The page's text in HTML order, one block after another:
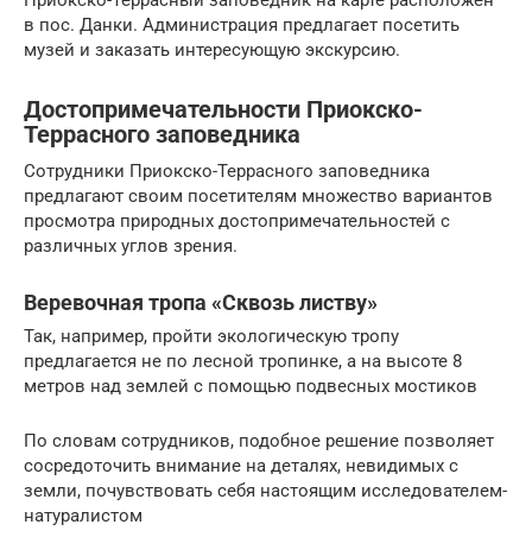
в пос. Данки. Администрация предлагает посетить
музей и заказать интересующую экскурсию.
Достопримечательности Приокско-
Террасного заповедника
Сотрудники Приокско-Террасного заповедника
предлагают своим посетителям множество вариантов
просмотра природных достопримечательностей с
различных углов зрения.
Веревочная тропа «Сквозь листву»
Так, например, пройти экологическую тропу
предлагается не по лесной тропинке, а на высоте 8
метров над землей с помощью подвесных мостиков
По словам сотрудников, подобное решение позволяет
сосредоточить внимание на деталях, невидимых с
земли, почувствовать себя настоящим исследователем-
натуралистом